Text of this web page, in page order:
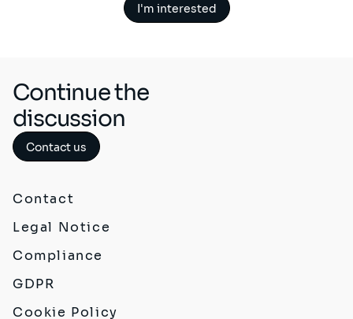
I'm interested
Continue the
discussion
Contact us
Contact
Legal Notice
Compliance
GDPR
Cookie Policy